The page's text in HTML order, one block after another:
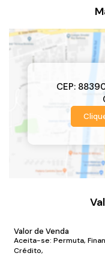
CEP:
Valor de Venda
Aceita-se: Permuta,
Crédito,